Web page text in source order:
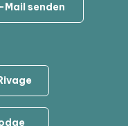
Mail senden